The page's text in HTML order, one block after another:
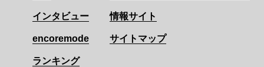
インタビュー
encoremode
ランキング
情報サイト
サイトマップ